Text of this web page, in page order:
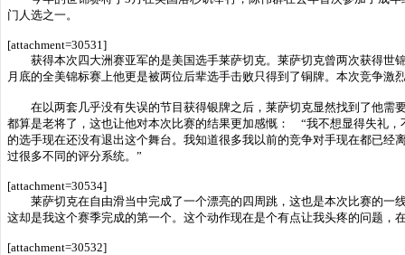
门人选之一。
[attachment=30531]
获得本次四大洲赛亚军的是美国选手莱萨切克。莱萨切克曾两次获得世
月底的全美锦标赛上他更是被两位后辈选手击败只得到了铜牌。本次竞争
在以两套几乎没有失误的节目获得银牌之后，莱萨切克显然找到了他需
都算是老将了，这也让他对本次比赛的结果更加感慨： “我不想显得失礼
的选手现在还没有退出这个舞台。我知道很多我以前的竞争对手现在都已
过很多不同的评分系统。”
[attachment=30534]
莱萨切克在自由滑当中完成了一个漂亮的四周跳，这也是本次比赛的一
这却是我这个赛季完成的第一个。这个动作现在是个有点让我头疼的问题
[attachment=30532]